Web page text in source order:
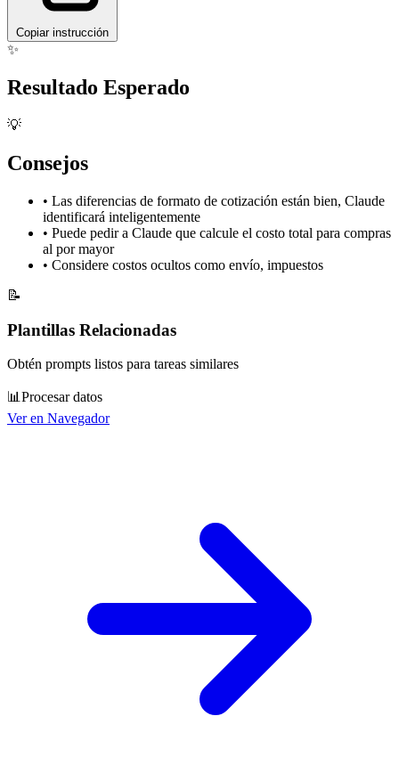
Copiar instrucción
✨
Resultado Esperado
💡
Consejos
• Las diferencias de formato de cotización están bien, Claude
identificará inteligentemente
• Puede pedir a Claude que calcule el costo total para compras
al por mayor
• Considere costos ocultos como envío, impuestos
📝
Plantillas Relacionadas
Obtén prompts listos para tareas similares
📊 Procesar datos
Ver en Navegador